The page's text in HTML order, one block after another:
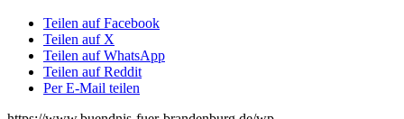
Teilen auf Facebook
Teilen auf X
Teilen auf WhatsApp
Teilen auf Reddit
Per E-Mail teilen